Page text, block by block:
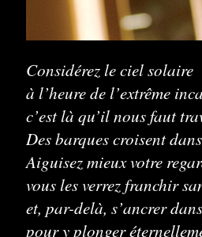
Considérez le ciel solaire
à l’heure de l’extrême
c’est là qu’il nous faut
Des barques croisent
Aiguisez mieux votre
vous les verrez franchir
et, par-delà, s’ancrer
pour y plonger